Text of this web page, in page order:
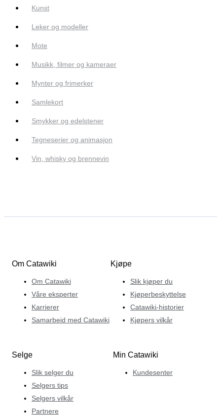
Kunst
Leker og modeller
Mote
Musikk, filmer og kameraer
Mynter og frimerker
Samlekort
Smykker og edelstener
Tegneserier og animasjon
Vin, whisky og brennevin
Om Catawiki
Om Catawiki
Våre eksperter
Karrierer
Samarbeid med Catawiki
Kjøpe
Slik kjøper du
Kjøperbeskyttelse
Catawiki-historier
Kjøpers vilkår
Selge
Slik selger du
Selgers tips
Selgers vilkår
Partnere
Min Catawiki
Kundesenter